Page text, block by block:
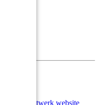
|
Maatwerk website